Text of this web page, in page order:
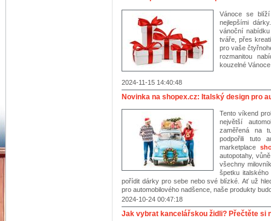
Vánoce se
nejlepšími
vánoční
tváře, přes
pro vaše
rozmanitou
kouzelné
2024-11-15 14:40:48
Novinka na shopex.cz: Italský design pro
Tento víkend
největší
zaměřená na
podpořili tuto
marketplace
autopotahy,
všechny
špetku
pořídit dárky pro sebe nebo své blízké. Ať už
pro automobilového nadšence, naše produkty
2024-10-24 00:47:18
Jak vybrat kancelářskou židli? Přečtěte si